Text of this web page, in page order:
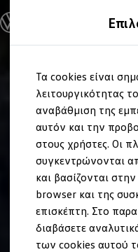
Τα cookies είναι
λειτουργικότητας
αναβάθμιση της
αυτόν και την
στους χρήστες. Οι
συγκεντρώνονται
και βασίζονται
browser και της
επισκέπτη. Στο
διαβάσετε
των cookies αυτού
στο
περιεχόμενο
στο
footer
Ανακαλύψτε τα
Διαμορφώστε
Ηλεκτρικά & eHybrid
Ηλεκτρικά
ID.3 Neo
Νέο ID.
ID.4
ID.4 GTX
ID.5
ID.5 GTX
ID.7
ID.7 GTX
ID. Buzz
ID. Buzz
ID. CROSS
eHybrid